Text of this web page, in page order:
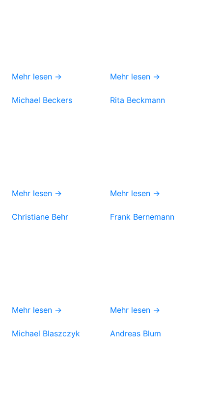
Mehr lesen → Mehr lesen →
Michael Beckers
Mehr lesen →
Rita Beckmann
Mehr lesen →
Christiane Behr
Mehr lesen →
Frank Bernemann
Mehr lesen →
Michael Blaszczyk Andreas Blum